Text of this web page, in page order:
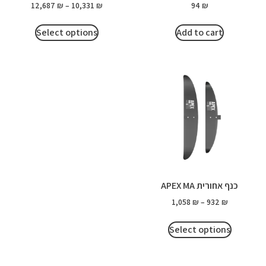
94 ₪
Add to cart
10,331 ₪
–
12,687 ₪
Select options
כנף אחורית APEX MA
932 ₪
–
1,058 ₪
Select options